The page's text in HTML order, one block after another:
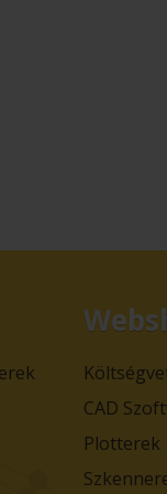
CAD
Plotterek